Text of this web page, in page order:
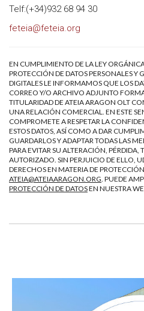
Telf:(+34)932 68 94 30
feteia@feteia.org
EN CUMPLIMIENTO DE LA LEY
PROTECCIÓN DE DATOS PERSONALES Y
DIGITALES LE INFORMAMOS QUE LOS
CORREO Y/O ARCHIVO ADJUNTO
TITULARIDAD DE ATEIA ARAGON OLT
UNA RELACIÓN COMERCIAL. EN ESTE
COMPROMETE A RESPETAR LA
ESTOS DATOS, ASÍ COMO A DAR
GUARDARLOS Y ADAPTAR TODAS LAS
PARA EVITAR SU ALTERACIÓN,
AUTORIZADO. SIN PERJUICIO DE ELLO,
DERECHOS EN MATERIA DE
ATEIA@ATEIAARAGON.ORG. PUEDE
PROTECCIÓN DE DATOSEN NUESTRA